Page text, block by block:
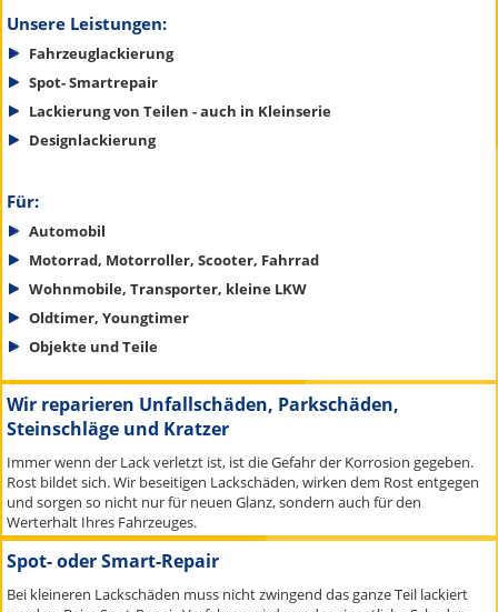
Unsere Leistungen:
Fahrzeuglackierung
Spot- Smartrepair
Lackierung von Teilen - auch in Kleinserie
Designlackierung
Für:
Automobil
Motorrad, Motorroller, Scooter, Fahrrad
Wohnmobile, Transporter, kleine LKW
Oldtimer, Youngtimer
Objekte und Teile
Wir reparieren Unfallschäden, Parkschäden,
Steinschläge und Kratzer
Immer wenn der Lack verletzt ist, ist die Gefahr der Korrosion gegeben.
Rost bildet sich. Wir beseitigen Lackschäden, wirken dem Rost entgegen
und sorgen so nicht nur für neuen Glanz, sondern auch für den
Werterhalt Ihres Fahrzeuges.
Spot- oder Smart-Repair
Bei kleineren Lackschäden muss nicht zwingend das ganze Teil lackiert